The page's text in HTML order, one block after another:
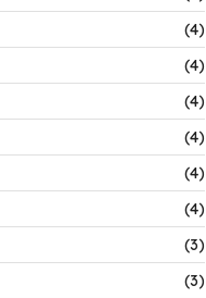
(4)
(4)
(4)
(4)
(4)
(4)
(3)
(3)